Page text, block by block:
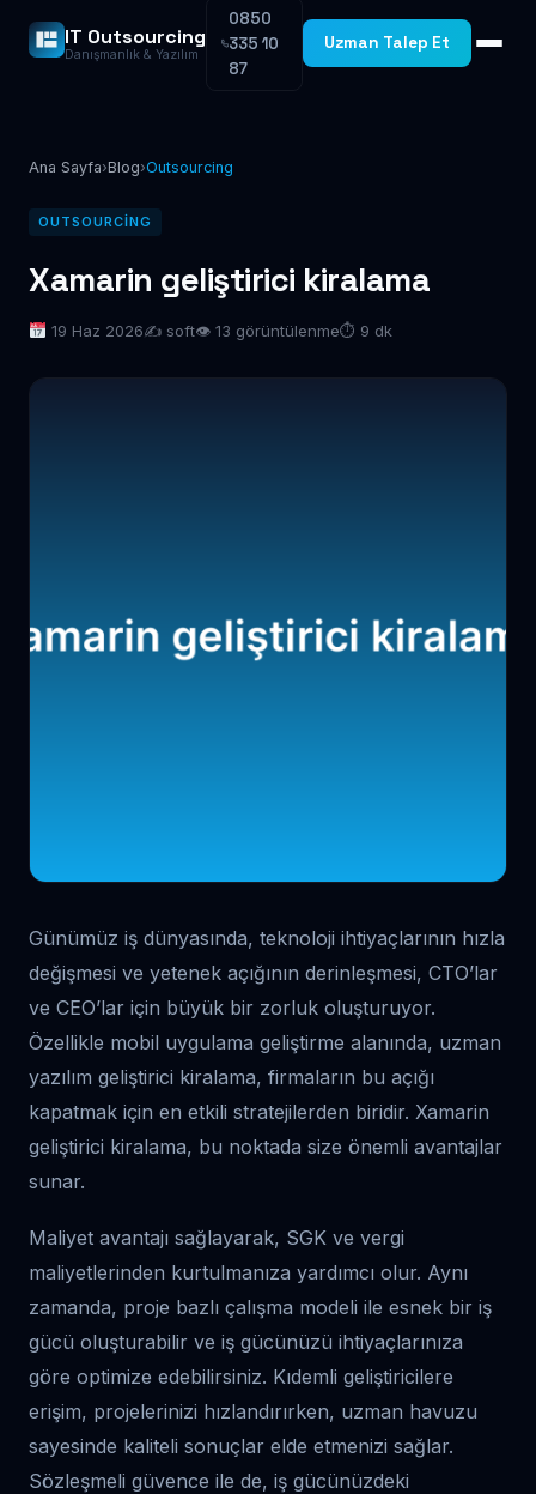
IT Outsourcing
Danışmanlık & Yazılım
0850
335 10
87
Uzman Talep Et
Ana Sayfa›Blog›Outsourcing
OUTSOURCING
Xamarin geliştirici kiralama
19 Haz 2026✍️ soft👁 13 görüntülenme⏱ 9 dk
Günümüz iş dünyasında, teknoloji ihtiyaçlarının hızla
değişmesi ve yetenek açığının derinleşmesi, CTO’lar
ve CEO’lar için büyük bir zorluk oluşturuyor.
Özellikle mobil uygulama geliştirme alanında, uzman
yazılım geliştirici kiralama, firmaların bu açığı
kapatmak için en etkili stratejilerden biridir. Xamarin
geliştirici kiralama, bu noktada size önemli avantajlar
sunar.
Maliyet avantajı sağlayarak, SGK ve vergi
maliyetlerinden kurtulmanıza yardımcı olur. Aynı
zamanda, proje bazlı çalışma modeli ile esnek bir iş
gücü oluşturabilir ve iş gücünüzü ihtiyaçlarınıza
göre optimize edebilirsiniz. Kıdemli geliştiricilere
erişim, projelerinizi hızlandırırken, uzman havuzu
sayesinde kaliteli sonuçlar elde etmenizi sağlar.
Sözleşmeli güvence ile de, iş gücünüzdeki